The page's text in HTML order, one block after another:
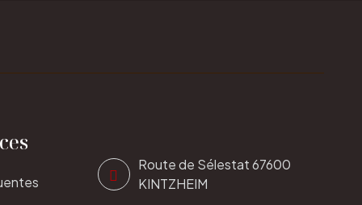
Route de Sélestat 67600
KINTZHEIM